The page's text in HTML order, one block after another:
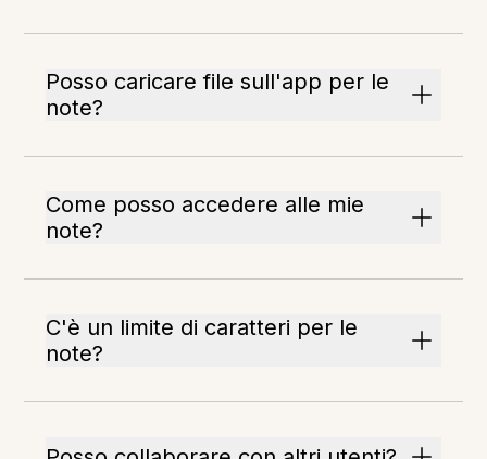
Posso caricare file sull'app per le
note?
Come posso accedere alle mie
note?
C'è un limite di caratteri per le
note?